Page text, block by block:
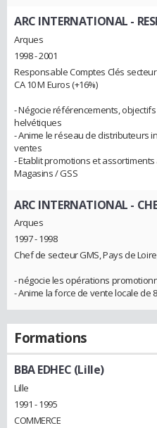
ARC INTERNATIONAL -
Arques
1998 - 2001
Responsable Comptes Clés
CA 10 M Euros (+16%)
- Négocie référencements,
helvétiques
- Anime le réseau de distributeurs
ventes
- Etablit promotions et
Magasins / GSS
ARC INTERNATIONAL -
Arques
1997 - 1998
Chef de secteur GMS, Pays de
- négocie les opérations
- Anime la force de vente locale de
Formations
BBA EDHEC (Lille)
Lille
1991 - 1995
COMMERCE